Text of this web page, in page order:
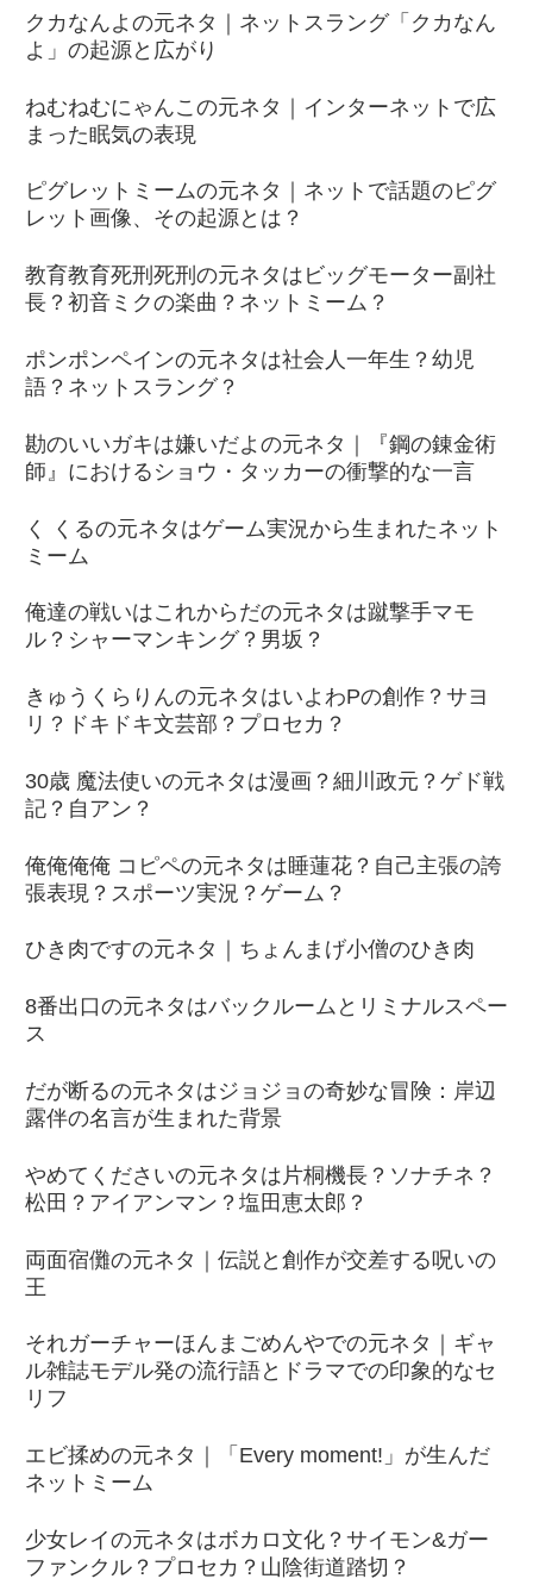
クカなんよの元ネタ｜ネットスラング「クカなん
よ」の起源と広がり
ねむねむにゃんこの元ネタ｜インターネットで広
まった眠気の表現
ピグレットミームの元ネタ｜ネットで話題のピグ
レット画像、その起源とは？
教育教育死刑死刑の元ネタはビッグモーター副社
長？初音ミクの楽曲？ネットミーム？
ポンポンペインの元ネタは社会人一年生？幼児
語？ネットスラング？
勘のいいガキは嫌いだよの元ネタ｜『鋼の錬金術
師』におけるショウ・タッカーの衝撃的な一言
く くるの元ネタはゲーム実況から生まれたネット
ミーム
俺達の戦いはこれからだの元ネタは蹴撃手マモ
ル？シャーマンキング？男坂？
きゅうくらりんの元ネタはいよわPの創作？サヨ
リ？ドキドキ文芸部？プロセカ？
30歳 魔法使いの元ネタは漫画？細川政元？ゲド戦
記？自アン？
俺俺俺俺 コピペの元ネタは睡蓮花？自己主張の誇
張表現？スポーツ実況？ゲーム？
ひき肉ですの元ネタ｜ちょんまげ小僧のひき肉
8番出口の元ネタはバックルームとリミナルスペー
ス
だが断るの元ネタはジョジョの奇妙な冒険：岸辺
露伴の名言が生まれた背景
やめてくださいの元ネタは片桐機長？ソナチネ？
松田？アイアンマン？塩田恵太郎？
両面宿儺の元ネタ｜伝説と創作が交差する呪いの
王
それガーチャーほんまごめんやでの元ネタ｜ギャ
ル雑誌モデル発の流行語とドラマでの印象的なセ
リフ
エビ揉めの元ネタ｜「Every moment!」が生んだ
ネットミーム
少女レイの元ネタはボカロ文化？サイモン&ガー
ファンクル？プロセカ？山陰街道踏切？